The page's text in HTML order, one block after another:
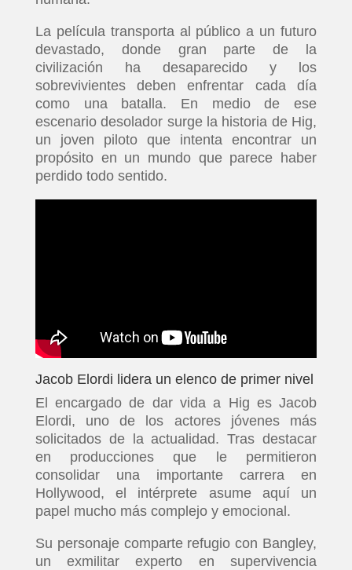
La película transporta al público a un futuro
devastado, donde gran parte de la
civilización ha desaparecido y los
sobrevivientes deben enfrentar cada día
como una batalla. En medio de ese
escenario desolador surge la historia de Hig,
un joven piloto que intenta encontrar un
propósito en un mundo que parece haber
perdido todo sentido.
Jacob Elordi lidera un elenco de primer nivel
El encargado de dar vida a Hig es Jacob
Elordi, uno de los actores jóvenes más
solicitados de la actualidad. Tras destacar
en producciones que le permitieron
consolidar una importante carrera en
Hollywood, el intérprete asume aquí un
papel mucho más complejo y emocional.
Su personaje comparte refugio con Bangley,
un exmilitar experto en supervivencia